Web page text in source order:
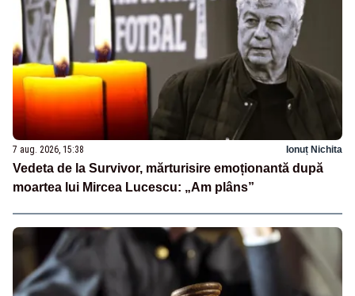
7 aug. 2026, 15:38 Ionuț Nichita
Vedeta de la Survivor, mărturisire emoționantă după
moartea lui Mircea Lucescu: „Am plâns”